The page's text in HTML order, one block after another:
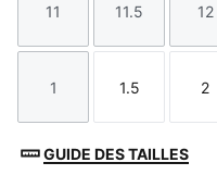
Taille
11
Taille
11.5 12
Taille
1
Taille
1.5 2
GUIDE DES TAILLES